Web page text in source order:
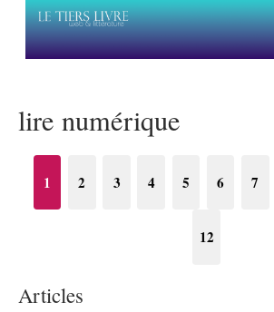
lire numérique
1 2 3 4 5 6 7
12
Articles